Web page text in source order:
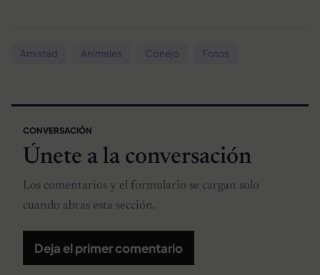
Amistad Animales Conejo Fotos
CONVERSACIÓN
Únete a la conversación
Los comentarios y el formulario se cargan solo
cuando abras esta sección.
Deja el primer comentario